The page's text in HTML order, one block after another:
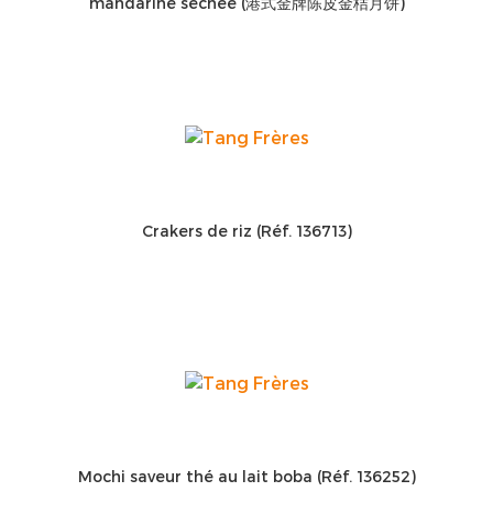
Crakers de riz (Réf. 136713)
Mochi saveur thé au lait boba (Réf. 136252)